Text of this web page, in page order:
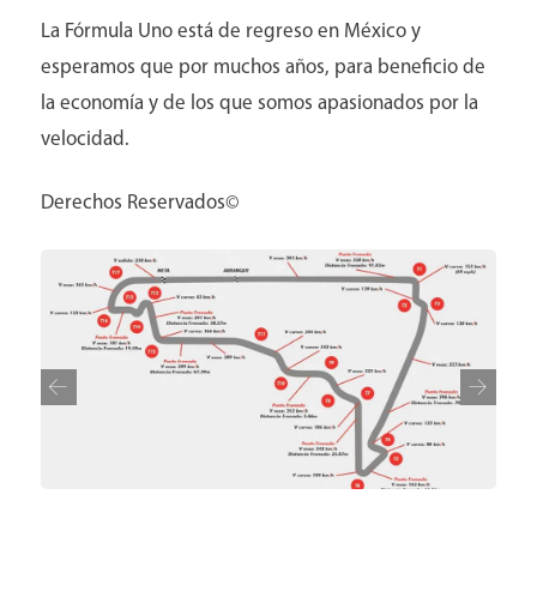
La Fórmula Uno está de regreso en México y
esperamos que por muchos años, para beneficio de
la economía y de los que somos apasionados por la
velocidad.
Derechos Reservados©